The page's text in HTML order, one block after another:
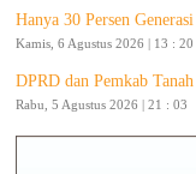
Hanya 30 Persen
Kamis, 6 Agustus 2026 | 13 : 20
DPRD dan Pemkab
Rabu, 5 Agustus 2026 | 21 : 03